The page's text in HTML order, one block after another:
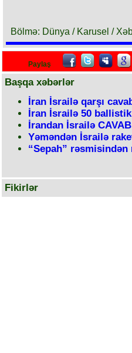
Bölmə: Dünya / Karusel /
Paylaş
Başqa xəbərlər
İran İsrailə qarşı
İran İsrailə 50 ballistik
İrandan İsrailə
Yəməndən İsrailə
“Sepah” rəsmisindən
Fikirlər